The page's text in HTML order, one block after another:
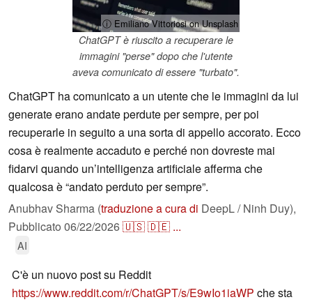
ⓘ Emiliano Vittoriosi on Unsplash
ChatGPT è riuscito a recuperare le
immagini "perse" dopo che l'utente
aveva comunicato di essere "turbato".
ChatGPT ha comunicato a un utente che le immagini da lui
generate erano andate perdute per sempre, per poi
recuperarle in seguito a una sorta di appello accorato. Ecco
cosa è realmente accaduto e perché non dovreste mai
fidarvi quando un’intelligenza artificiale afferma che
qualcosa è “andato perduto per sempre”.
Anubhav Sharma (traduzione a cura di DeepL / Ninh Duy),
Pubblicato 06/22/2026🇺🇸🇩🇪 ...
AI
C'è un nuovo post su Reddit
https://www.reddit.com/r/ChatGPT/s/E9wIo1iaWP che sta